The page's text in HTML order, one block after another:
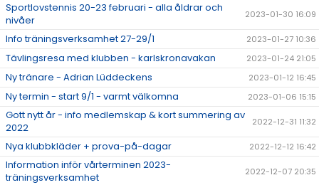
Sportlovstennis 20-23 februari - alla åldrar och
nivåer
2023-01-30 16:09
Info träningsverksamhet 27-29/1 2023-01-27 10:36
Tävlingsresa med klubben - karlskronavakan 2023-01-24 21:05
Ny tränare - Adrian Lüddeckens 2023-01-12 16:45
Ny termin - start 9/1 - varmt välkomna 2023-01-06 15:15
Gott nytt år - info medlemskap & kort summering av
2022
2022-12-31 11:32
Nya klubbkläder + prova-på-dagar 2022-12-12 16:42
Information inför vårterminen 2023-
träningsverksamhet
2022-12-07 20:35